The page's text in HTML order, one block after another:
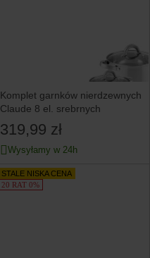
Komplet garnków nierdzewnych
Claude 8 el. srebrnych
319,99 zł
Wysyłamy w 24h
STALE NISKA CENA
20 RAT 0%